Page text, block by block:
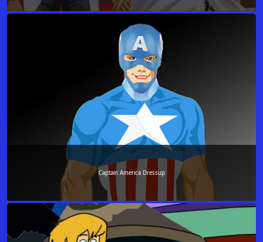
Captain America Dressup